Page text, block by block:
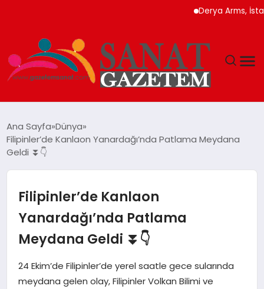
Derya Arms,
TEKNOLOJI
SPOR
YAŞAM
EKONOMI
Ana Sayfa Dünya
Filipinler’de Kanlaon Yanardağı’nda Patlama Meydana
Geldi ⏬👇
Filipinler’de Kanlaon
Yanardağı’nda Patlama
Meydana Geldi ⏬👇
24 Ekim’de Filipinler’de yerel saatle gece sularında
meydana gelen olay, Filipinler Volkan Bilimi ve